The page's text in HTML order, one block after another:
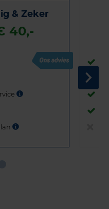
& Zeker
40,-